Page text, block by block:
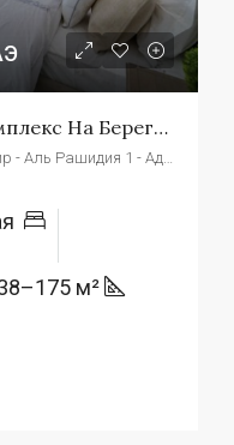
Oasis Tower – Жилой Комплекс На Берегу Реки Аджман
9FW3+HRV - улица Аммар бин Ясир - Аль Рашидия 1 - Аджман - Объединенные Арабские Эмираты
м²